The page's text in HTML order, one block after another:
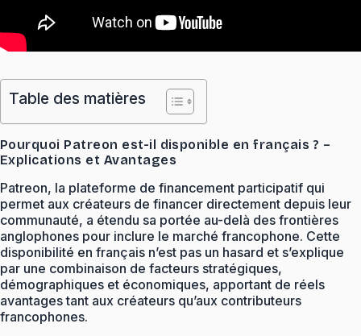
Table des matières
Pourquoi Patreon est-il disponible en français ? –
Explications et Avantages
Patreon, la plateforme de financement participatif qui
permet aux créateurs de financer directement depuis leur
communauté, a étendu sa portée au-delà des frontières
anglophones pour inclure le marché francophone. Cette
disponibilité en français n’est pas un hasard et s’explique
par une combinaison de facteurs stratégiques,
démographiques et économiques, apportant de réels
avantages tant aux créateurs qu’aux contributeurs
francophones.